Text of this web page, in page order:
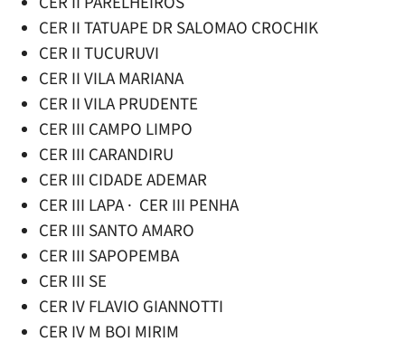
CER II TATUAPE DR SALOMAO CROCHIK
CER II TUCURUVI
CER II VILA MARIANA
CER II VILA PRUDENTE
CER III CAMPO LIMPO
CER III CARANDIRU
CER III CIDADE ADEMAR
CER III LAPA · CER III PENHA
CER III SANTO AMARO
CER III SAPOPEMBA
CER III SE
CER IV FLAVIO GIANNOTTI
CER IV M BOI MIRIM